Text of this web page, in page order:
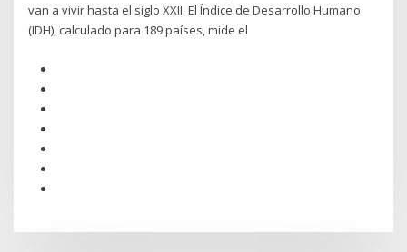
van a vivir hasta el siglo XXII. El Índice de Desarrollo Humano
(IDH), calculado para 189 países, mide el